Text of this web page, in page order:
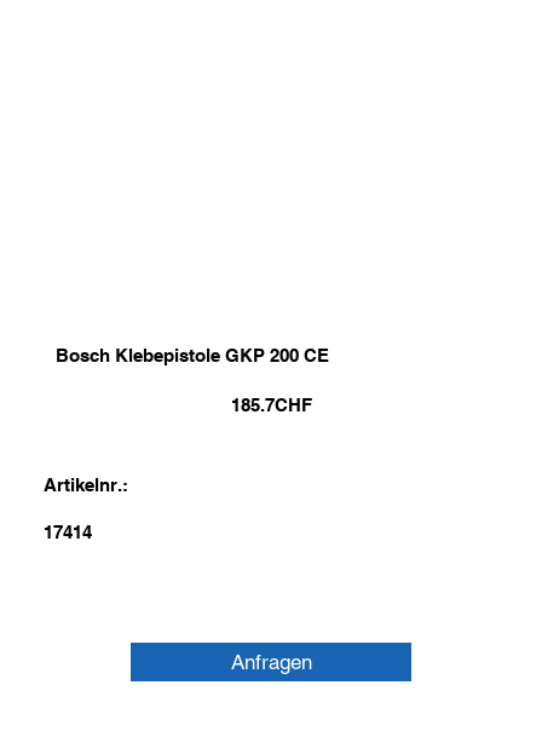
Bosch Klebepistole GKP 200 CE
185.7CHF
Artikelnr.:
17414
Anfragen